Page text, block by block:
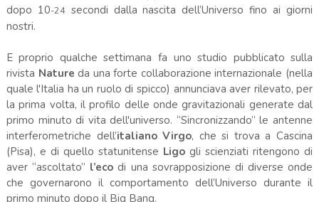
dopo 10-24secondi dalla nascita dell’Universo fino ai giorni
nostri.
E proprio qualche settimana fa uno studio pubblicato sulla
rivista Nature da una forte collaborazione internazionale (nella
quale l'Italia ha un ruolo di spicco) annunciava aver rilevato, per
la prima volta, il profilo delle onde gravitazionali generate dal
primo minuto di vita dell'universo. “Sincronizzando” le antenne
interferometriche dell’italiano Virgo, che si trova a Cascina
(Pisa), e di quello statunitense Ligo gli scienziati ritengono di
aver “ascoltato” l’eco di una sovrapposizione di diverse onde
che governarono il comportamento dell’Universo durante il
primo minuto dopo il Big Bang.